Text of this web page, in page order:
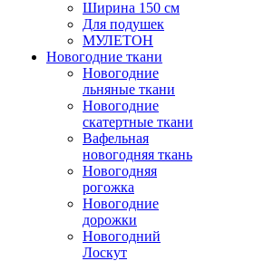
Ширина 150 см
Для подушек
МУЛЕТОН
Новогодние ткани
Новогодние
льняные ткани
Новогодние
скатертные ткани
Вафельная
новогодняя ткань
Новогодняя
рогожка
Новогодние
дорожки
Новогодний
Лоскут